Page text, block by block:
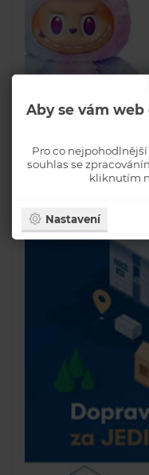
Aby se vám web
Pro co
souhlas se
kliknutím
Nastavení